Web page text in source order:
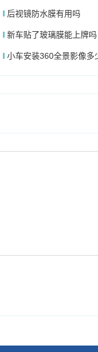
后视镜防水膜有用吗
新车贴了玻璃膜能上牌吗
小车安装360全景影像多